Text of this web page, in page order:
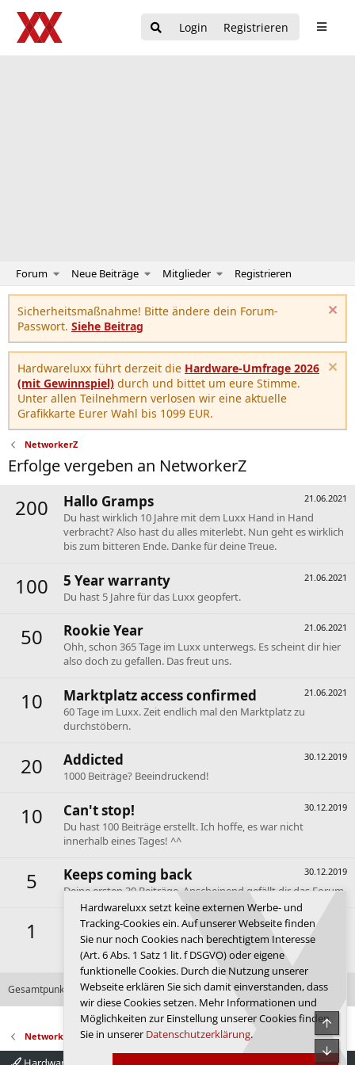
Login Registrieren
Forum Neue Beiträge Mitglieder Registrieren
Sicherheitsmaßnahme! Bitte ändere dein Forum-
Passwort. Siehe Beitrag
Hardwareluxx führt derzeit die Hardware-Umfrage 2026
(mit Gewinnspiel) durch und bittet um eure Stimme.
Unter allen Teilnehmern verlosen wir eine aktuelle
Grafikkarte Eurer Wahl bis 1099 EUR.
NetworkerZ
Erfolge vergeben an NetworkerZ
200 21.06.2021
Hallo Gramps
Du hast wirklich 10 Jahre mit dem Luxx Hand in Hand
verbracht? Also hast du alles miterlebt. Nun geht es wirklich
bis zum bitteren Ende. Danke für deine Treue.
100 21.06.2021
5 Year warranty
Du hast 5 Jahre für das Luxx geopfert.
50 21.06.2021
Rookie Year
Ohh, schon 365 Tage im Luxx unterwegs. Es scheint dir hier
also doch zu gefallen. Das freut uns.
10 21.06.2021
Marktplatz access confirmed
60 Tage im Luxx. Zeit endlich mal den Marktplatz zu
durchstöbern.
20 30.12.2019
Addicted
1000 Beiträge? Beeindruckend!
10 30.12.2019
Can't stop!
Du hast 100 Beiträge erstellt. Ich hoffe, es war nicht
innerhalb eines Tages! ^^
5 30.12.2019
Keeps coming back
Deine ersten 30 Beiträge. Anscheinend gefällt dir das Forum.
1 30.12.2019
First message
Dein erster Beitrag. Hallo und willkommen im Forum de
Luxx.
Gesamtpunktzahl: 396 Alle verfügbaren Erfolge anzeigen
NetworkerZ
Hardwareluxx setzt keine externen Werbe- und
Tracking-Cookies ein. Auf unserer Webseite finden
Sie nur noch Cookies nach berechtigtem Interesse
(Art. 6 Abs. 1 Satz 1 lit. f DSGVO) oder eigene
funktionelle Cookies. Durch die Nutzung unserer
Webseite erklären Sie sich damit einverstanden, dass
wir diese Cookies setzen. Mehr Informationen und
Möglichkeiten zur Einstellung unserer Cookies finden
Sie in unserer Datenschutzerklärung.